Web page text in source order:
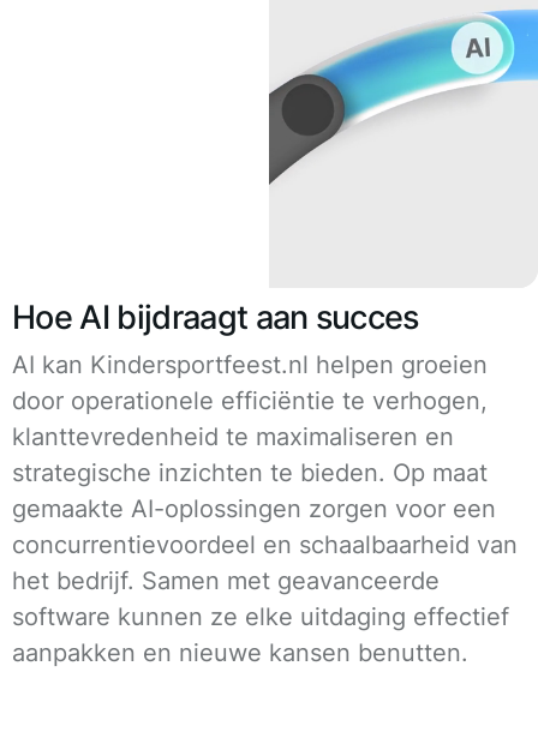
Hoe AI bijdraagt aan succes
AI kan Kindersportfeest.nl helpen groeien
door operationele efficiëntie te verhogen,
klanttevredenheid te maximaliseren en
strategische inzichten te bieden. Op maat
gemaakte AI-oplossingen zorgen voor een
concurrentievoordeel en schaalbaarheid van
het bedrijf. Samen met geavanceerde
software kunnen ze elke uitdaging effectief
aanpakken en nieuwe kansen benutten.